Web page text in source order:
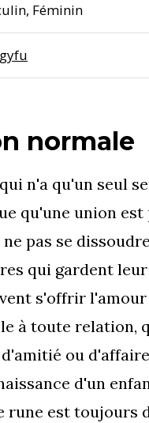
Féminin
gyfu
normale
n'a qu'un seul
qu'une union
pas se
qui gardent
s'offrir
à toute relation,
ou
d'un
rune est toujours